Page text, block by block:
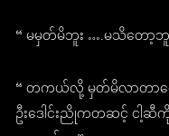
“ မမှတ်မိဘူး ….မသိတော့
“ တကယ်လို့ မှတ်မိလာတာတွ
ဦးဒေါင်းညိုကတဆင့် ငါ့ဆီကို